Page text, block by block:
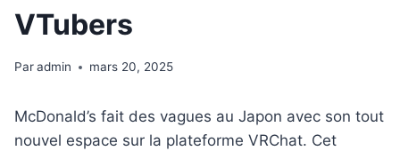
VTubers
Paradmin mars 20, 2025
McDonald’s fait des vagues au Japon avec son tout
nouvel espace sur la plateforme VRChat. Cet